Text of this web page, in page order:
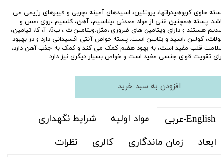
حاوی کربوهیدراتها، پروتئین، اسیدهای آمینه ،چربی و فیبرهای رژیمی می
پسته همچنین غنی از مواد معدنی ،پتاسیم، آهن، کلسیم ،روی ،مس و
سدیم هستند و دارای ویتامین های ضروری ،مثل:ویتامین ث ، ب6، آ، کا، تیامین،
کولین ،اسید و بتایین است. پسته خواص آنتی اکسیدانی دارد و در بهبود
قلب مفید است‏، به بهود هضم کمک می کند و کمک به جذب آهن دارد،
تقویت قوای جنسی مفید است و خواص بسیار دیگری نیز دارد.
افزودن به سبد خرید
English-عربی مواد اولیه
شرایط نگهداری
ابعاد
زمان ماندگاری کالری نظرات